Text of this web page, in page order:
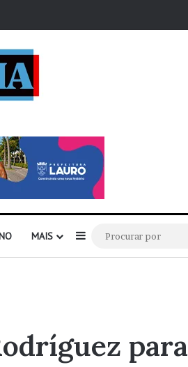
MAIS Barra Lateral
para